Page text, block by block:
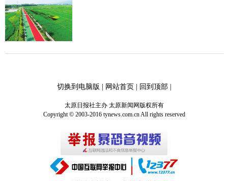
切换到电脑版 | 网站首页| 回到顶部|
太原日报社主办 太原新闻网版权所有
Copyright © 2003-2016 tynews.com.cn All rights reserved